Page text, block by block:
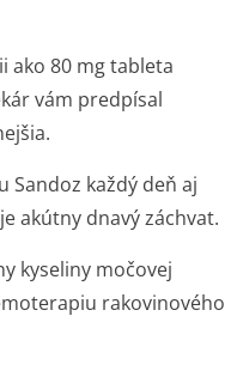
ako 80 mg tableta
vám predpísal
Sandoz každý deň aj
akútny dnavý záchvat.
kyseliny močovej
rakovinového